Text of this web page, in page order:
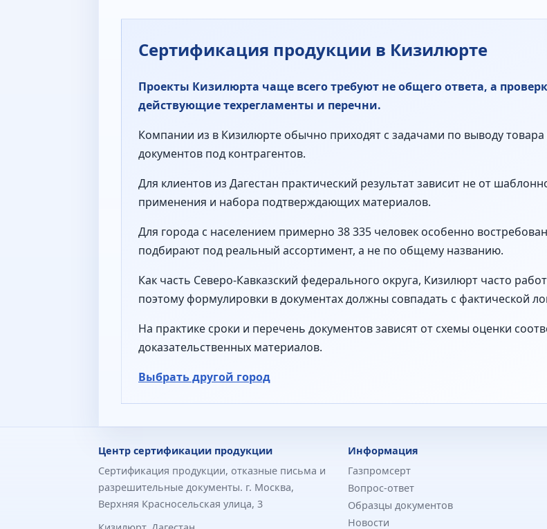
Сертификация продукции в Кизилюрте
Проекты Кизилюрта чаще всего требуют не общего ответа, а
действующие техрегламенты и перечни.
Компании из в Кизилюрте обычно приходят с задачами по выводу товара
документов под контрагентов.
Для клиентов из Дагестан практический результат зависит не от
применения и набора подтверждающих материалов.
Для города с населением примерно 38 335 человек особенно
подбирают под реальный ассортимент, а не по общему названию.
Как часть Северо-Кавказский федерального округа, Кизилюрт часто
поэтому формулировки в документах должны совпадать с фактической
На практике сроки и перечень документов зависят от схемы оценки
доказательственных материалов.
Выбрать другой город
Центр сертификации продукции
Сертификация продукции, отказные письма и
разрешительные документы. г. Москва,
Верхняя Красносельская улица, 3
Информация
Газпромсерт
Вопрос-ответ
Образцы документов
Новости